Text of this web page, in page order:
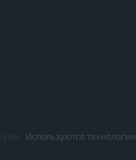
Используются технологии